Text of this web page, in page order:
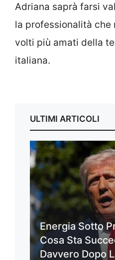
Adriana saprà farsi
la professionalità che
volti più amati della
italiana.
ULTIMI ARTICOLI
Energia Sotto
Cosa Sta
Davvero Dopo